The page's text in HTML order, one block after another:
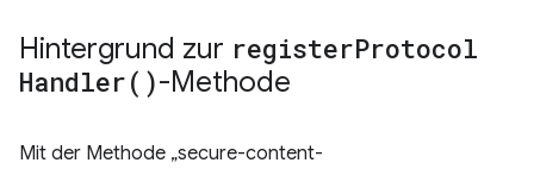
Hintergrund zur registerProtocol
Handler( )-Methode
Mit der Methode „secure-content-